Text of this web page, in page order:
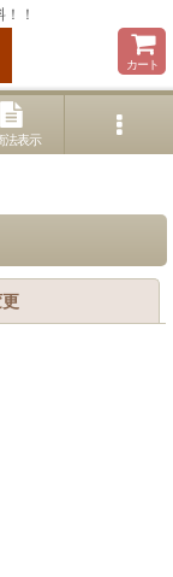
！
カート
法表示